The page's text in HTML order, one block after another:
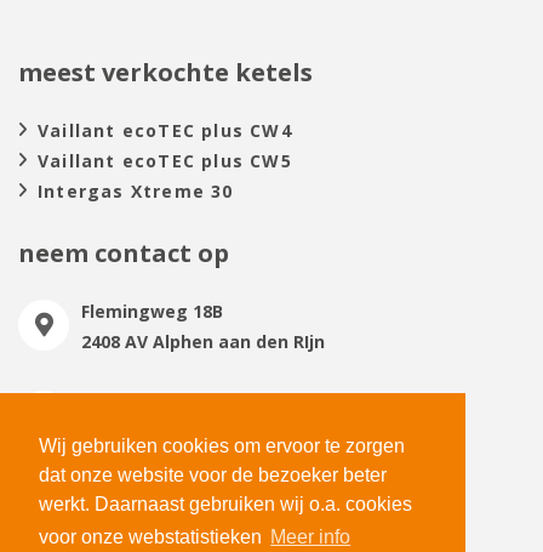
Wij gebruiken cookies om ervoor te zorgen
dat onze website voor de bezoeker beter
werkt. Daarnaast gebruiken wij o.a. cookies
voor onze webstatistieken Meer info
meest verkochte ketels
Vaillant ecoTEC plus CW4
Vaillant ecoTEC plus CW5
Intergas Xtreme 30
neem contact op
Flemingweg 18B
2408 AV Alphen aan den RIjn
verkoop@totaalwarmte.nl
Maandag t/m vrijdag
09:00 - 17:00